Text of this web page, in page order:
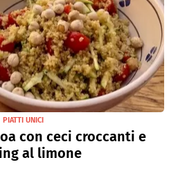
PIATTI UNICI
con ceci croccanti e
al limone